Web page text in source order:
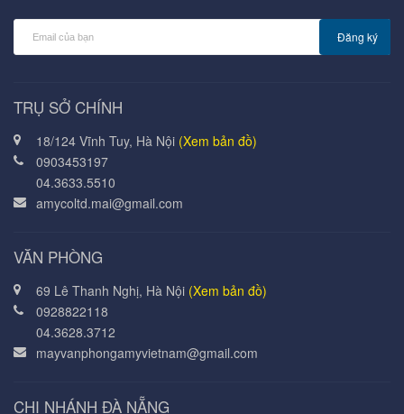
Đăng ký
TRỤ SỞ CHÍNH
18/124 Vĩnh Tuy, Hà Nội (Xem bản đồ)
0903453197
04.3633.5510
amycoltd.mai@gmail.com
VĂN PHÒNG
69 Lê Thanh Nghị, Hà Nội (Xem bản đồ)
0928822118
04.3628.3712
mayvanphongamyvietnam@gmail.com
CHI NHÁNH ĐÀ NẴNG